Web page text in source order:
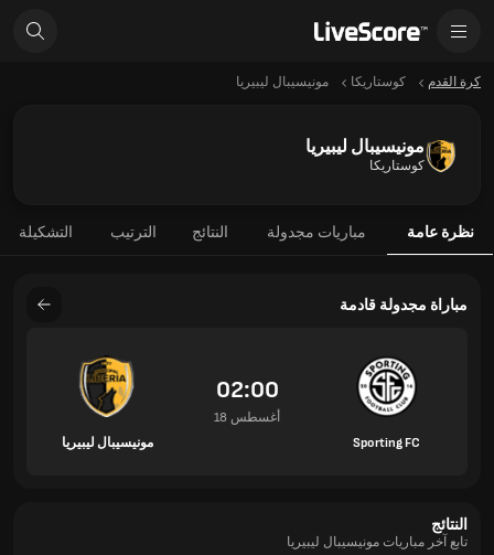
كرة القدم كوستاريكا مونيسيبال ليبيريا
مونيسيبال ليبيريا
كوستاريكا
نظرة عامة مباريات مجدولة النتائج الترتيب التشكيلة
مباراة مجدولة قادمة
Sporting FC
02:00
18 أغسطس
مونيسيبال ليبيريا
النتائج
تابع آخر مباريات مونيسيبال ليبيريا